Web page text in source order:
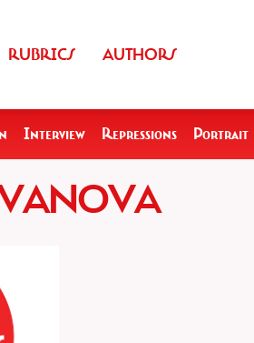
RUBRICS AUTHORS
Interview Repressions Portrait